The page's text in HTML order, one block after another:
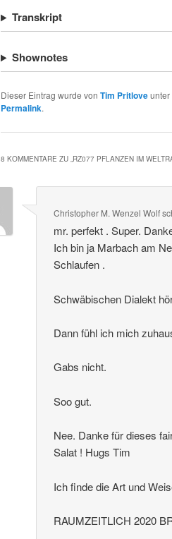
Transkript
Shownotes
Dieser Eintrag wurde von Tim Pritloveunter
Permalink.
8 KOMMENTARE ZU „RZ077 PFLANZEN IM
Christopher M. Wenzel Wolf
mr. perfekt . Super.
Ich bin ja Marbach am
Schlaufen .
Schwäbischen Dialekt
Dann fühl ich mich
Gabs nicht.
Soo gut.
Nee. Danke für dieses
Salat ! Hugs Tim
Ich finde die Art und
RAUMZEITLICH 2020